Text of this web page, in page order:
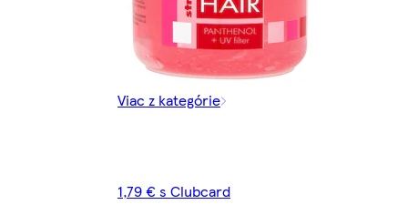
Viac z kategórie
1,79 € s Clubcard